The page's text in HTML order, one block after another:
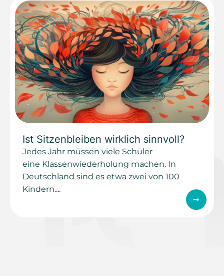
Ist Sitzenbleiben wirklich sinnvoll?
Jedes Jahr müssen viele Schüler
eine Klassenwiederholung machen. In
Deutschland sind es etwa zwei von 100
Kindern....